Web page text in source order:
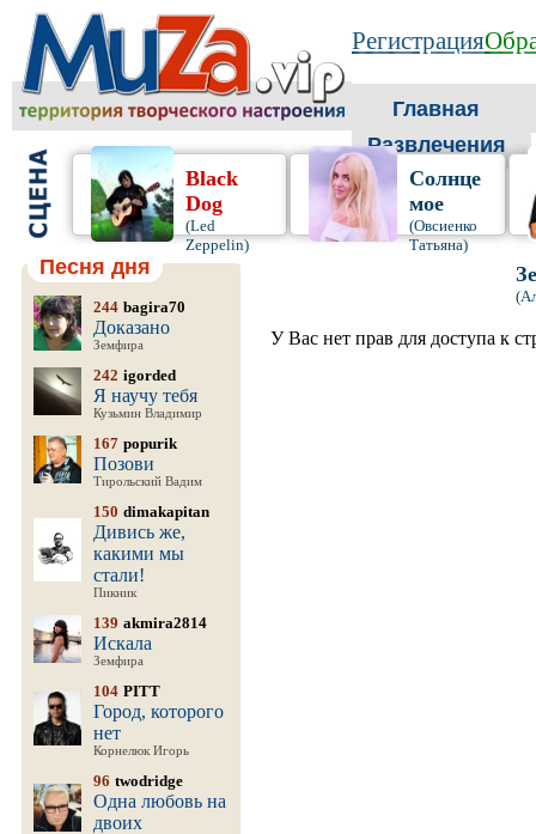
Регистрация
Главная
Развлечения
Black
Dog
(Led
Zeppelin)
Солнце
мое
(Овсиенко
Татьяна)
Песня дня
244 bagira70
Доказано
Земфира
242 igorded
Я научу тебя
Кузьмин Владимир
167 popurik
Позови
Тирольский Вадим
150 dimakapitan
Дивись же,
какими мы
стали!
Пикник
139 akmira2814
Искала
Земфира
104 PITT
Город, которого
нет
Корнелюк Игорь
96 twodridge
Одна любовь на
двоих
У Вас нет прав для доступа к